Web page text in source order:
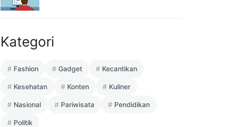
Kategori
Fashion Gadget Kecantikan
Kesehatan Konten Kuliner
Nasional Pariwisata Pendidikan
Politik